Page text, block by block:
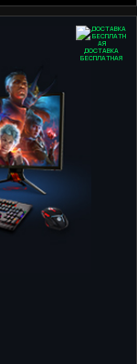
ДОСТАВКА
БЕСПЛАТНАЯ